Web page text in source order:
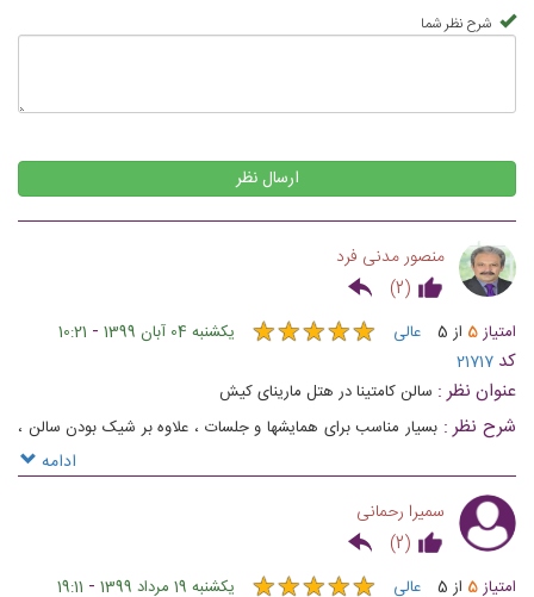
شرح نظر شما
ارسال نظر
منصور مدنی فرد
(
2
)
امتیاز5 از 5 عالی ★★★★★
★★★★★ یکشنبه 04 آبان 1399 -
10:21
کد 21717
عنوان نظر : سالن کامتینا در هتل مارینای کیش
شرح نظر : بسیار مناسب برای همایشها و جلسات ، علاوه بر شیک بودن سالن ،
ادامه
سمیرا رحمانی
(
2
)
امتیاز5 از 5 عالی یکشنبه 19 مرداد 1399 -
19:11